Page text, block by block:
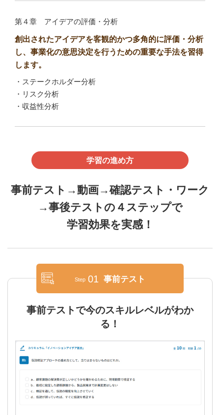
第４章 アイデアの評価・分析
創出されたアイデアを客観的かつ多角的に評価・分析
し、事業化の意思決定を行うための重要な手法を習得
します。
・ステークホルダー分析
・リスク分析
・収益性分析
学習の進め方
事前テスト→動画→確認テスト・ワーク
→事後テストの４ステップで
学習効果を実感！
Step 01 事前テスト
事前テストで今のスキルレベルがわか
る！